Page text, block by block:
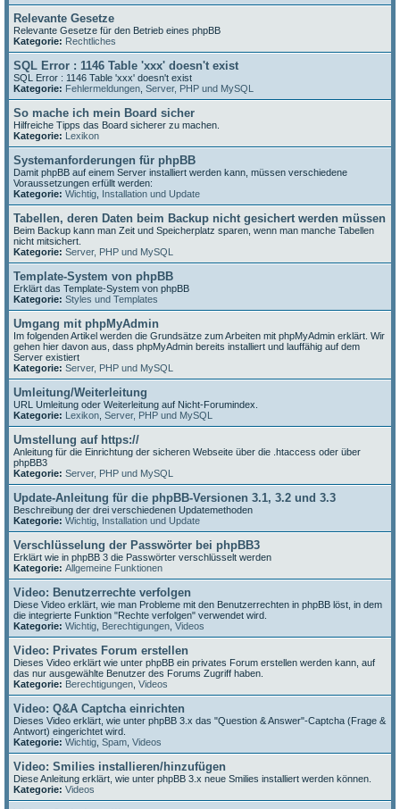
Relevante Gesetze
Relevante Gesetze für den Betrieb eines phpBB
Kategorie: Rechtliches
SQL Error : 1146 Table 'xxx' doesn't exist
SQL Error : 1146 Table 'xxx' doesn't exist
Kategorie: Fehlermeldungen Server, PHP und MySQL
So mache ich mein Board sicher
Hilfreiche Tipps das Board sicherer zu machen.
Kategorie: Lexikon
Systemanforderungen für phpBB
Damit phpBB auf einem Server installiert werden kann, müssen verschiedene
Voraussetzungen erfüllt werden:
Kategorie: Wichtig Installation und Update
Tabellen, deren Daten beim Backup nicht gesichert werden müssen
Beim Backup kann man Zeit und Speicherplatz sparen, wenn man manche Tabellen
nicht mitsichert.
Kategorie: Server, PHP und MySQL
Template-System von phpBB
Erklärt das Template-System von phpBB
Kategorie: Styles und Templates
Umgang mit phpMyAdmin
Im folgenden Artikel werden die Grundsätze zum Arbeiten mit phpMyAdmin erklärt. Wir
gehen hier davon aus, dass phpMyAdmin bereits installiert und lauffähig auf dem
Server existiert
Kategorie: Server, PHP und MySQL
Umleitung/Weiterleitung
URL Umleitung oder Weiterleitung auf Nicht-Forumindex.
Kategorie: Lexikon Server, PHP und MySQL
Umstellung auf https://
Anleitung für die Einrichtung der sicheren Webseite über die .htaccess oder über
phpBB3
Kategorie: Server, PHP und MySQL
Update-Anleitung für die phpBB-Versionen 3.1, 3.2 und 3.3
Beschreibung der drei verschiedenen Updatemethoden
Kategorie: Wichtig Installation und Update
Verschlüsselung der Passwörter bei phpBB3
Erklärt wie in phpBB 3 die Passwörter verschlüsselt werden
Kategorie: Allgemeine Funktionen
Video: Benutzerrechte verfolgen
Diese Video erklärt, wie man Probleme mit den Benutzerrechten in phpBB löst, in dem
die integrierte Funktion "Rechte verfolgen" verwendet wird.
Kategorie: Wichtig Berechtigungen Videos
Video: Privates Forum erstellen
Dieses Video erklärt wie unter phpBB ein privates Forum erstellen werden kann, auf
das nur ausgewählte Benutzer des Forums Zugriff haben.
Kategorie: Berechtigungen Videos
Video: Q&A Captcha einrichten
Dieses Video erklärt, wie unter phpBB 3.x das "Question & Answer"-Captcha (Frage &
Antwort) eingerichtet wird.
Kategorie: Wichtig Spam Videos
Video: Smilies installieren/hinzufügen
Diese Anleitung erklärt, wie unter phpBB 3.x neue Smilies installiert werden können.
Kategorie: Videos